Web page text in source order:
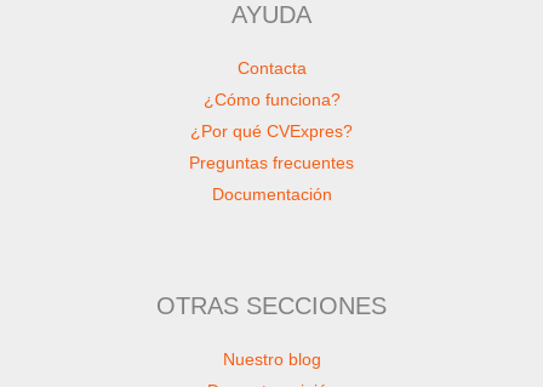
AYUDA
Contacta
¿Cómo funciona?
¿Por qué CVExpres?
Preguntas frecuentes
Documentación
OTRAS SECCIONES
Nuestro blog